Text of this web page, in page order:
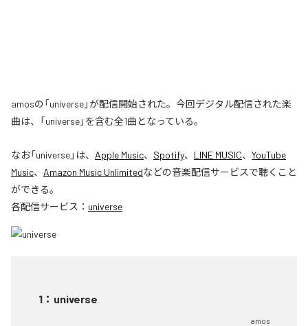
amosの「universe」が配信開始された。今回デジタル配信された楽
曲は、「universe」を含む全1曲となっている。
なお「universe」は、 Apple Music、 Spotify、 LINE MUSIC、 YouTube
Music、 Amazon Music Unlimitedなどの音楽配信サービスで聴くこと
ができる。
各配信サービス： universe
1 ： universe
amos